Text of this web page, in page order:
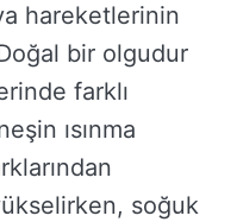
hareketlerinin
bir olgudur
farklı
ısınma
soğuk